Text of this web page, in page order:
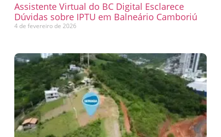
Assistente Virtual do BC Digital Esclarece
Dúvidas sobre IPTU em Balneário Camboriú
4 de fevereiro de 2026